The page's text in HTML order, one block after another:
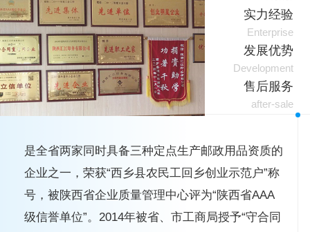
是全省两家同时具备三种定点生产邮政用品资质的
企业之一，荣获“西乡县农民工回乡创业示范户”称
号，被陕西省企业质量管理中心评为“陕西省AAA
级信誉单位”。2014年被省、市工商局授予“守合同
实力经验
Enterprise
发展优势
Development
售后服务
after-sale